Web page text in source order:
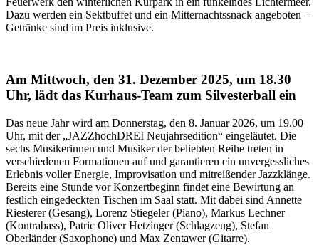
Dazu werden ein Sektbuffet und ein Mitternachtssnack angeboten –
Getränke sind im Preis inklusive.
Am Mittwoch, den 31. Dezember 2025, um 18.30
Uhr, lädt das Kurhaus-Team zum Silvesterball ein
Das neue Jahr wird am Donnerstag, den 8. Januar 2026, um 19.00
Uhr, mit der „JAZZhochDREI Neujahrsedition“ eingeläutet. Die
sechs Musikerinnen und Musiker der beliebten Reihe treten in
verschiedenen Formationen auf und garantieren ein unvergessliches
Erlebnis voller Energie, Improvisation und mitreißender Jazzklänge.
Bereits eine Stunde vor Konzertbeginn findet eine Bewirtung an
festlich eingedeckten Tischen im Saal statt. Mit dabei sind Annette
Riesterer (Gesang), Lorenz Stiegeler (Piano), Markus Lechner
(Kontrabass), Patric Oliver Hetzinger (Schlagzeug), Stefan
Oberländer (Saxophone) und Max Zentawer (Gitarre).